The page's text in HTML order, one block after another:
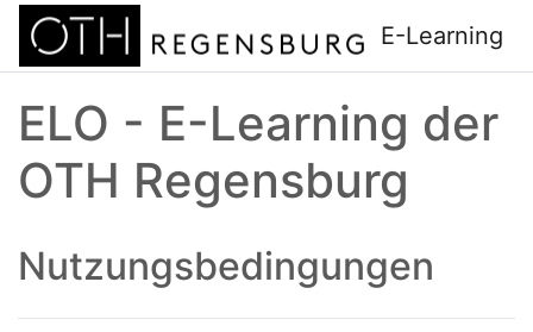
Zum Hauptinhalt
E-Learning
ELO - E-Learning der
OTH Regensburg
Nutzungsbedingungen